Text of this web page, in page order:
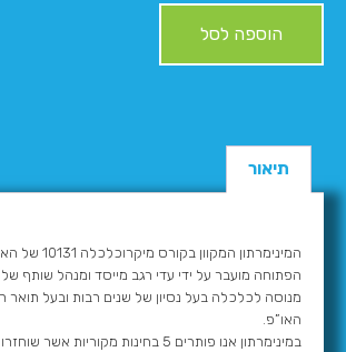
הוספה לסל
תיאור
המינימרתון המקוון
הפתוחה מועבר על ידי עדי רגב מייסד ומנהל שותף
מנוסה לכלכלה בעל נסיון של שנים רבות ובעל תואר
האו”פ.
במינימרתון אנו פותרים 5 בחינות מקוריות אשר